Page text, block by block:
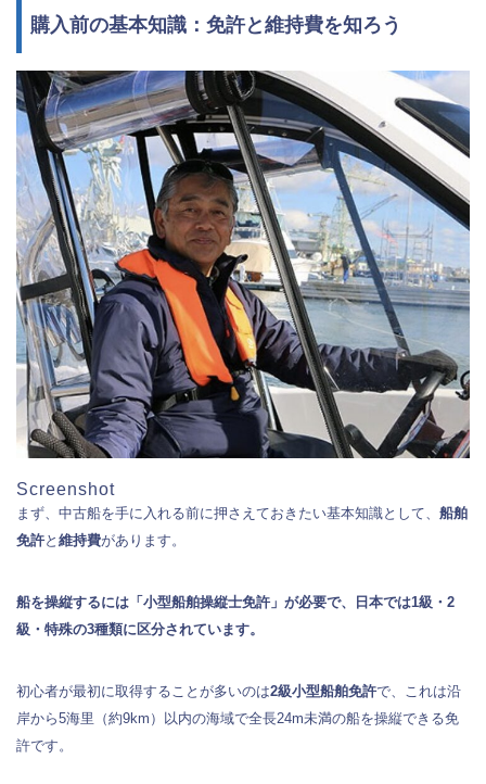
購入前の基本知識：免許と維持費を知ろう
Screenshot
まず、中古船を手に入れる前に押さえておきたい基本知識として、 船舶
免許と 維持費があります。
船を操縦するには「小型船舶操縦士免許」が必要で、日本では1級・2
級・特殊の3種類に区分されています。
初心者が最初に取得することが多いのは2級小型船舶免許で、これは沿
岸から5海里（約9km）以内の海域で全長24m未満の船を操縦できる免
許です。